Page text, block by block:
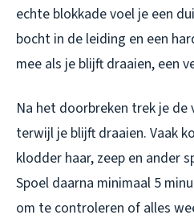
echte blokkade voel je een
bocht in de leiding en een
mee als je blijft draaien, een
Na het doorbreken trek je de
terwijl je blijft draaien. Vaak
klodder haar, zeep en ander
Spoel daarna minimaal 5
om te controleren of alles